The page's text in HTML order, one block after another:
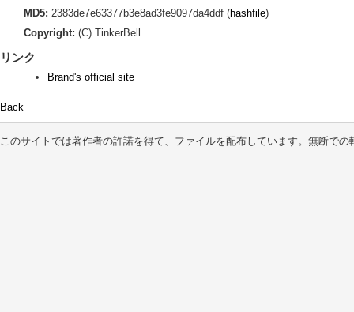
MD5: 2383de7e63377b3e8ad3fe9097da4ddf (hashfile)
Copyright: (C) TinkerBell
リンク
Brand's official site
Back
このサイトでは著作者の許諾を得て、ファイルを配布しています。無断での